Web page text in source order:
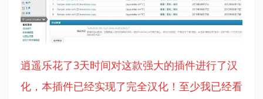
逍遥乐花了3天时间对这款强大的插件进行了汉
化，本插件已经实现了完全汉化！至少我已经看